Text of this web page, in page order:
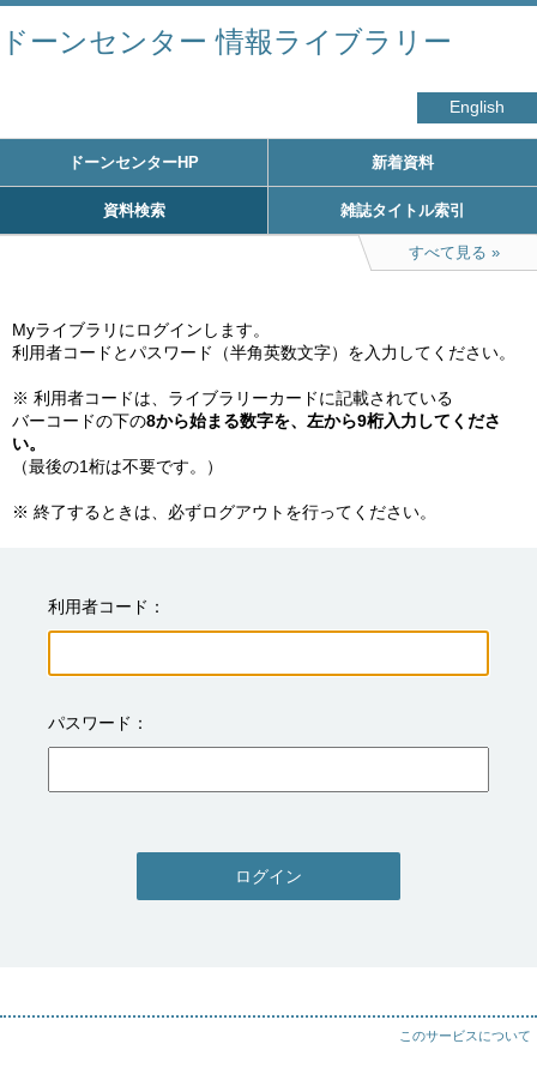
ドーンセンター 情報ライブラリー
English
ドーンセンターHP 新着資料
資料検索 雑誌タイトル索引
すべて見る
Myライブラリにログインします。
利用者コードとパスワード（半角英数文字）を入力してください。
※ 利用者コードは、ライブラリーカードに記載されている
バーコードの下の8から始まる数字を、左から9桁入力してくださ
い。
（最後の1桁は不要です。）
※ 終了するときは、必ずログアウトを行ってください。
利用者コード
パスワード
ログイン
このサービスについて